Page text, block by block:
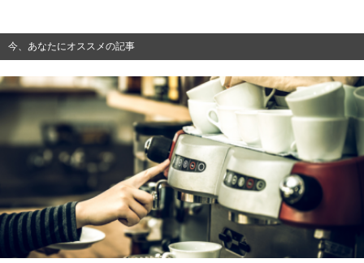
今、あなたにオススメの記事